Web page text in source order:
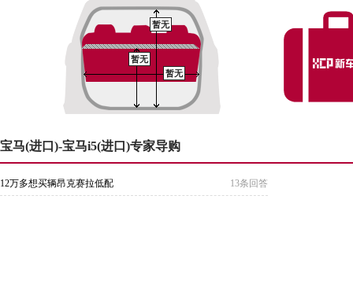
暂无
暂无
暂无
宝马(进口)-宝马i5(进口)专家导购
13条回答
12万多想买辆昂克赛拉低配